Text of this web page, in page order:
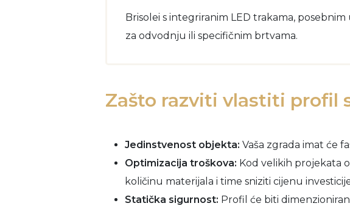
Brisolei s integriranim LED trakama,
za odvodnju ili specifičnim brtvama.
Zašto razviti vlastiti profil
Jedinstvenost objekta: Vaša zgrada imat će
Optimizacija troškova: Kod velikih projekata
količinu materijala i time sniziti cijenu
Statička sigurnost: Profil će biti